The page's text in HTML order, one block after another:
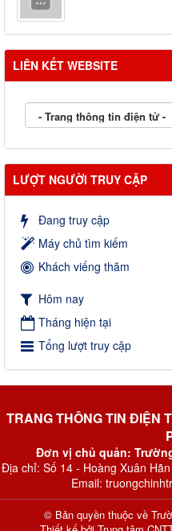
LIÊN KẾT WEBSITE
LƯỢT NGƯỜI TRUY CẬP
Đang truy cập
Máy chủ tìm kiếm
Khách viếng thăm
Hôm nay
Tháng hiện tại
Tổng lượt truy cập
TRANG THÔNG TIN ĐIỆN
Đơn vị chủ quản:
Địa chỉ: Số 14 - Hoàng Xuân
Email:
© Bản quyền thuộc về